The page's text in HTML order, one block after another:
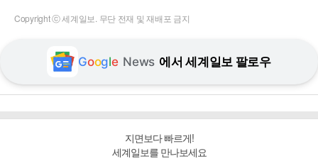
Copyright ⓒ 세계일보. 무단 전재 및 재배포 금지
Google News 에서 세계일보 팔로우
지면보다 빠르게!
세계일보를 만나보세요